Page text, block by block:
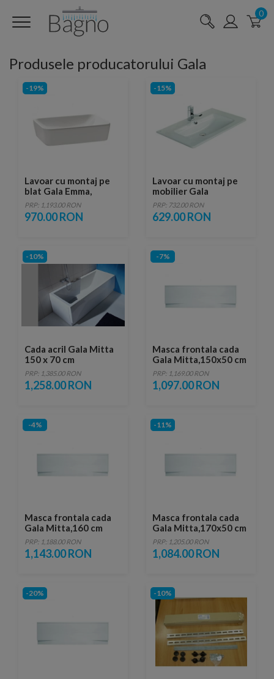
0
Produsele producatorului Gala
-19%
Lavoar cu montaj pe
blat Gala Emma,
50x38x12.5 cm
PRP: 1,193.00 RON
970.00 RON
-15%
Lavoar cu montaj pe
mobilier Gala
Emma,81x46 cm
PRP: 732.00 RON
629.00 RON
-10%
Cada acril Gala Mitta
150 x 70 cm
PRP: 1,385.00 RON
1,258.00 RON
-7%
Masca frontala cada
Gala Mitta,150x50 cm
PRP: 1,169.00 RON
1,097.00 RON
-4%
Masca frontala cada
Gala Mitta,160 cm
PRP: 1,188.00 RON
1,143.00 RON
-11%
Masca frontala cada
Gala Mitta,170x50 cm
PRP: 1,205.00 RON
1,084.00 RON
-20% -10%